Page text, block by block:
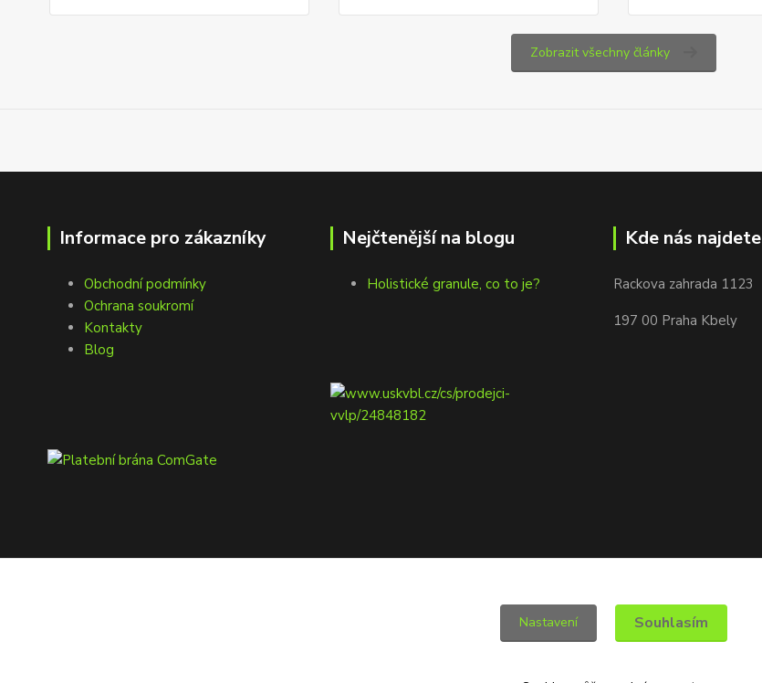
Zobrazit všechny články
Informace pro zákazníky
Obchodní podmínky
Ochrana soukromí
Kontakty
Blog
Nejčtenější na blogu
Holistické granule, co to je?
Kde nás najdete
Rackova zahrada 1123
197 00 Praha Kbely
Nastavení Souhlasím